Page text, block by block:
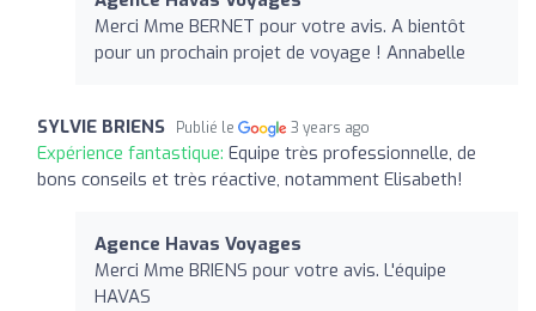
Merci Mme BERNET pour votre avis. A bientôt
pour un prochain projet de voyage ! Annabelle
SYLVIE BRIENS Publié le 3 years ago
Expérience fantastique: Equipe très professionnelle, de
bons conseils et très réactive, notamment Elisabeth!
Agence Havas Voyages
Merci Mme BRIENS pour votre avis. L'équipe
HAVAS